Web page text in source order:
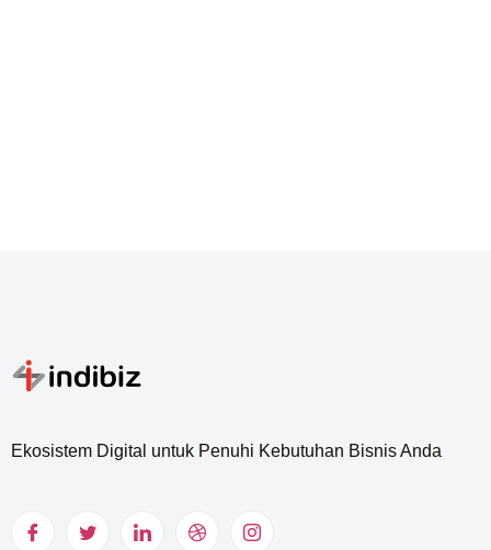
Ekosistem Digital untuk Penuhi Kebutuhan Bisnis Anda